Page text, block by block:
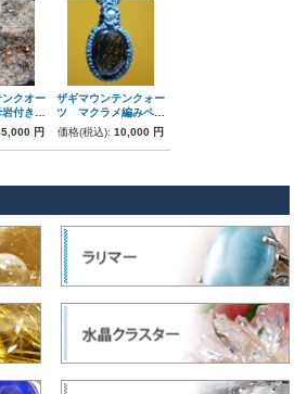
クオー
付き原
ン
円
ザギマウンテンクォー
ツ マクラメ編みペン
ダント
価格(税込): 10,000 円